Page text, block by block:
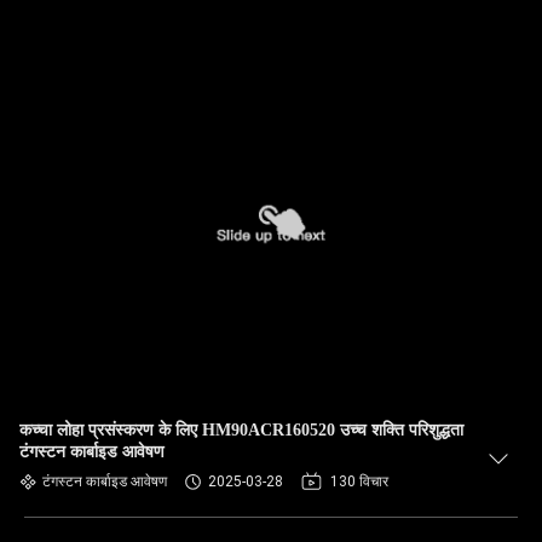
कच्चा लोहा प्रसंस्करण के लिए HM90ACR160520 उच्च शक्ति परिशुद्धता
टंगस्टन कार्बाइड आवेषण
टंगस्टन कार्बाइड आवेषण 2025-03-28 130 विचार